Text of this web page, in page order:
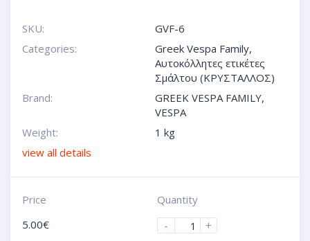
SKU:
GVF-6
Categories:
Greek Vespa Family,
Αυτοκόλλητες ετικέτες
Σμάλτου (ΚΡΥΣΤΑΛΛΟΣ)
Brand:
GREEK VESPA FAMILY,
VESPA
Weight:
1 kg
view all details
Price
5.00€
Quantity
-
+